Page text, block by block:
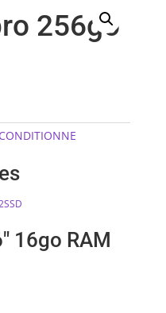
256go
16go RAM